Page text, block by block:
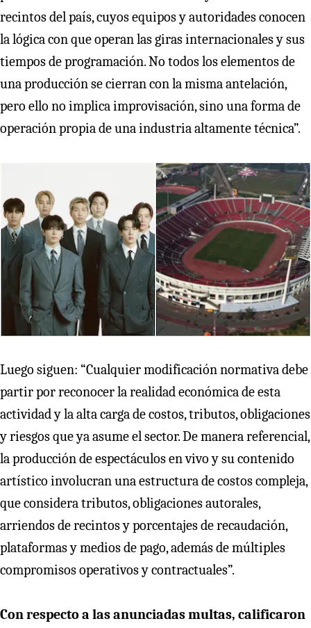
recintos del país, cuyos equipos y autoridades conocen
la lógica con que operan las giras internacionales y sus
tiempos de programación. No todos los elementos de
una producción se cierran con la misma antelación,
pero ello no implica improvisación, sino una forma de
operación propia de una industria altamente técnica”.
Luego siguen: “Cualquier modificación normativa debe
partir por reconocer la realidad económica de esta
actividad y la alta carga de costos, tributos, obligaciones
y riesgos que ya asume el sector. De manera referencial,
la producción de espectáculos en vivo y su contenido
artístico involucran una estructura de costos compleja,
que considera tributos, obligaciones autorales,
arriendos de recintos y porcentajes de recaudación,
plataformas y medios de pago, además de múltiples
compromisos operativos y contractuales”.
Con respecto a las anunciadas multas, calificaron